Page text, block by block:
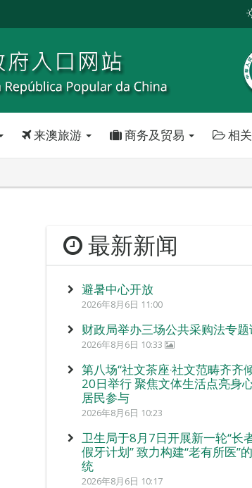
来澳旅游 商务及贸易 相
最新新闻
避暑中心开放
2026年8月6日 11:00
财政局举办三场公共采购法专
2026年8月6日 10:33
第八场“社文茶座‧社文范畴齐齐
20日举行 聚焦文体生活点亮身
居民参与
2026年8月6日 10:23
卫生局于8月7日开展新一轮“长
假牙计划” 致力构建“老有所医”
统
2026年8月6日 10:17